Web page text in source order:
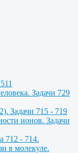
Задачи 729
Задачи 715 - 719
ионов. Задачи
712 - 714.
в молекуле.